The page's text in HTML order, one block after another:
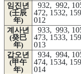
임진년
(壬辰
年)
932, 992,
472, 1532,
012
계사년
(癸巳
年)
933, 993,
473, 1533,
013
갑오년
(甲午
年)
934, 994,
474, 1534,
014